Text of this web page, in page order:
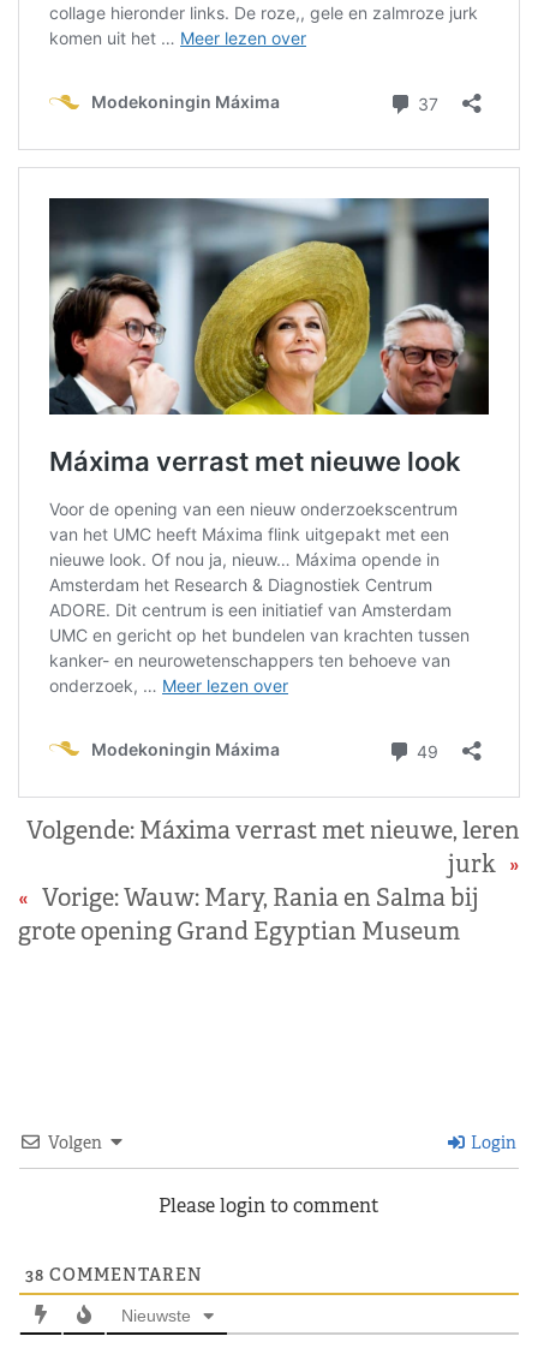
Volgende: Máxima verrast met nieuwe, leren
jurk »
« Vorige:Wauw: Mary, Rania en Salma bij
grote opening Grand Egyptian Museum
Volgen Login
Please login to comment
38 COMMENTAREN
Nieuwste